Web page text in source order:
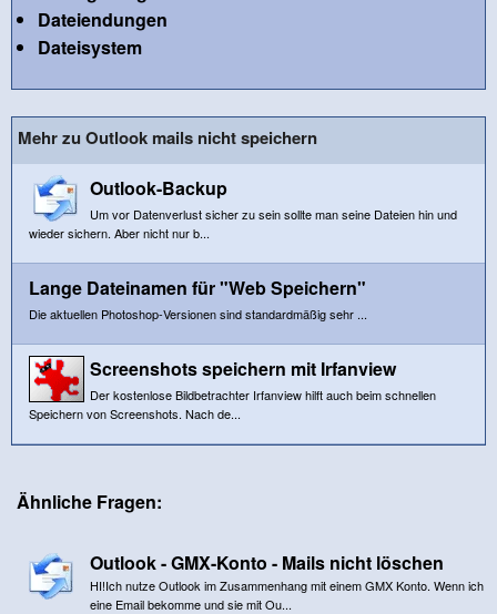
Dateiendungen
Dateisystem
Mehr zu Outlook mails nicht speichern
Outlook-Backup
Um vor Datenverlust sicher zu sein sollte man seine Dateien hin und
wieder sichern. Aber nicht nur b...
Lange Dateinamen für "Web Speichern"
Die aktuellen Photoshop-Versionen sind standardmäßig sehr ...
Screenshots speichern mit Irfanview
Der kostenlose Bildbetrachter Irfanview hilft auch beim schnellen
Speichern von Screenshots. Nach de...
Ähnliche Fragen:
Outlook - GMX-Konto - Mails nicht löschen
HI!Ich nutze Outlook im Zusammenhang mit einem GMX Konto. Wenn ich
eine Email bekomme und sie mit Ou...